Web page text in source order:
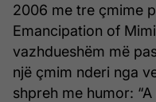
2006 me tre çmime
Emancipation of
vazhdueshëm më
një çmim nderi nga
shpreh me humor: